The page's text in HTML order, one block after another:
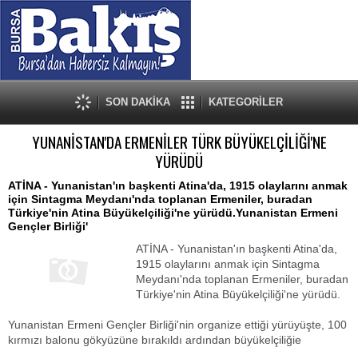
SON DAKİKA KATEGORİLER
YUNANİSTAN'DA ERMENİLER TÜRK BÜYÜKELÇİLİĞİ'NE
YÜRÜDÜ
ATİNA - Yunanistan'ın başkenti Atina'da, 1915 olaylarını anmak
için Sintagma Meydanı'nda toplanan Ermeniler, buradan
Türkiye'nin Atina Büyükelçiliği'ne yürüdü.Yunanistan Ermeni
Gençler Birliği'
ATİNA - Yunanistan'ın başkenti Atina'da,
1915 olaylarını anmak için Sintagma
Meydanı'nda toplanan Ermeniler, buradan
Türkiye'nin Atina Büyükelçiliği'ne yürüdü.
Yunanistan Ermeni Gençler Birliği'nin organize ettiği yürüyüşte, 100
kırmızı balonu gökyüzüne bırakıldı ardından büyükelçiliğie